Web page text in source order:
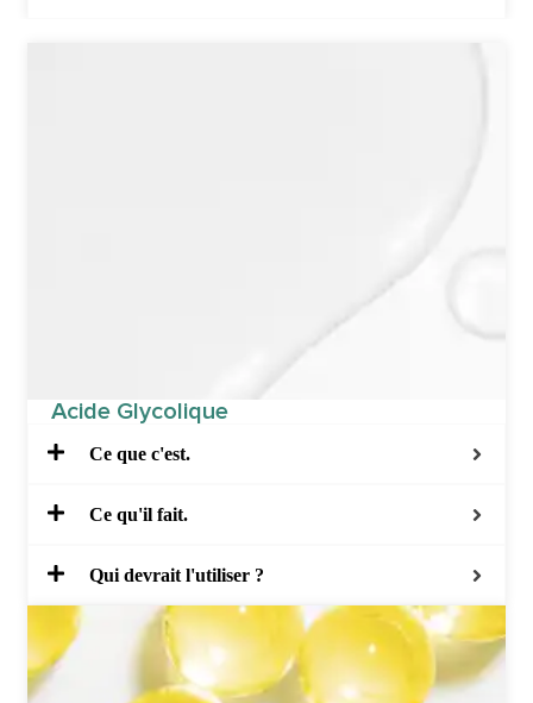
Acide Glycolique
Ce que c'est.
Ce qu'il fait.
Qui devrait l'utiliser ?